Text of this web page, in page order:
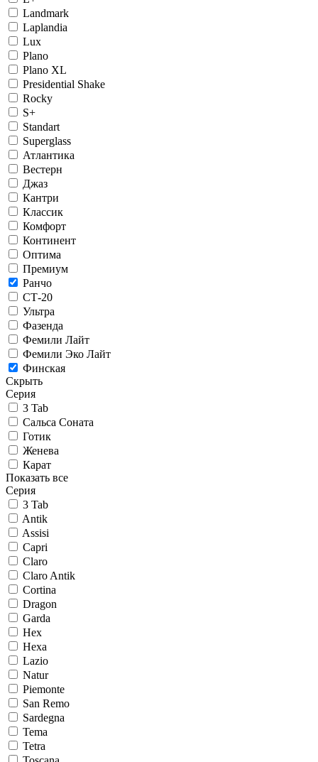
Landmark
Laplandia
Lux
Plano
Plano XL
Presidential Shake
Rocky
S+
Standart
Superglass
Атлантика
Вестерн
Джаз
Кантри
Классик
Комфорт
Континент
Оптима
Премиум
Ранчо
СТ-20
Ультра
Фазенда
Фемили Лайт
Фемили Эко Лайт
Финская
Скрыть
Серия
3 Tab
Сальса Соната
Готик
Женева
Карат
Показать все
Серия
3 Tab
Antik
Assisi
Capri
Claro
Claro Antik
Cortina
Dragon
Garda
Hex
Hexa
Lazio
Natur
Piemonte
San Remo
Sardegna
Tema
Tetra